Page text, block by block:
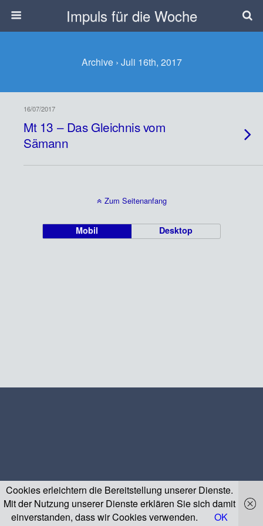
Impuls für die Woche
Archive › Juli 16th, 2017
16/07/2017
Mt 13 – Das Gleichnis vom
Sämann
Zum Seitenanfang
Mobil Desktop
Cookies erleichtern die Bereitstellung unserer Dienste.
Mit der Nutzung unserer Dienste erklären Sie sich damit
einverstanden, dass wir Cookies verwenden.
OK